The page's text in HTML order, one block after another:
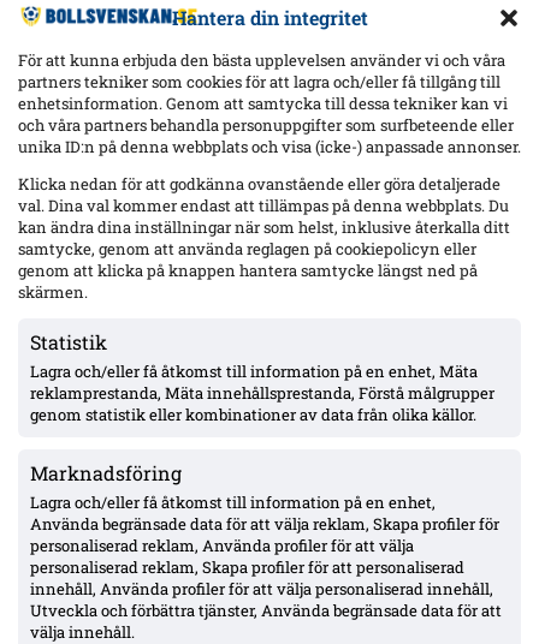
Hantera din integritet
För att kunna erbjuda den bästa upplevelsen använder vi och våra
partners tekniker som cookies för att lagra och/eller få tillgång till
enhetsinformation. Genom att samtycka till dessa tekniker kan vi
och våra partners behandla personuppgifter som surfbeteende eller
unika ID:n på denna webbplats och visa (icke-) anpassade annonser.
Klicka nedan för att godkänna ovanstående eller göra detaljerade
val. Dina val kommer endast att tillämpas på denna webbplats. Du
kan ändra dina inställningar när som helst, inklusive återkalla ditt
samtycke, genom att använda reglagen på cookiepolicyn eller
genom att klicka på knappen hantera samtycke längst ned på
skärmen.
Statistik
Lagra och/eller få åtkomst till information på en enhet, Mäta
reklamprestanda, Mäta innehållsprestanda, Förstå målgrupper
genom statistik eller kombinationer av data från olika källor.
Marknadsföring
Lagra och/eller få åtkomst till information på en enhet,
Använda begränsade data för att välja reklam, Skapa profiler för
personaliserad reklam, Använda profiler för att välja
personaliserad reklam, Skapa profiler för att personaliserad
innehåll, Använda profiler för att välja personaliserad innehåll,
Utveckla och förbättra tjänster, Använda begränsade data för att
välja innehåll.
Senaste
bortdömt och Rydström hyllas inför returen
Isak Dahlqvist hattrick – Tromsø 5–0 borta mot CFR Cluj i
Officiellt: Djurgården värvar Sander Finjord Ringberg – 15
assist på 13 matcher i Hönefoss, kontrakt till juni 2031
Officiellt: Stefano Vecchia lämnar Malmö FF – två SM-guld och
ett cupguld i bagaget
IFK Göteborg 0–1 mot Gent: Goores firande utlöste bråk – VAR-
ilska och heta scener inför returen